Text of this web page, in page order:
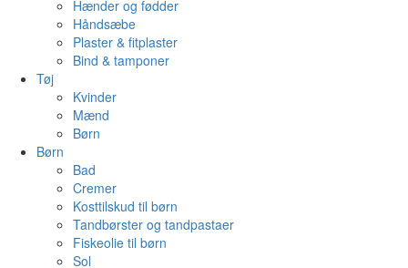
Hænder og fødder
Håndsæbe
Plaster & fitplaster
Bind & tamponer
Tøj
Kvinder
Mænd
Børn
Børn
Bad
Cremer
Kosttilskud til børn
Tandbørster og tandpastaer
Fiskeolie til børn
Sol